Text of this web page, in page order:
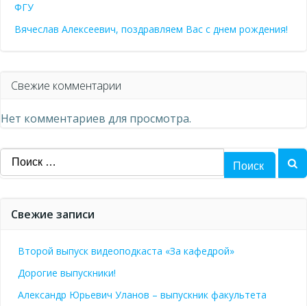
ФГУ
Вячеслав Алексеевич, поздравляем Вас с днем рождения!
Свежие комментарии
Нет комментариев для просмотра.
Найти:
Свежие записи
Второй выпуск видеоподкаста «За кафедрой»
Дорогие выпускники!
Александр Юрьевич Уланов – выпускник факультета